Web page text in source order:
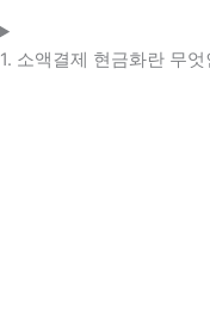
1. 소액결제 현금화란 무엇